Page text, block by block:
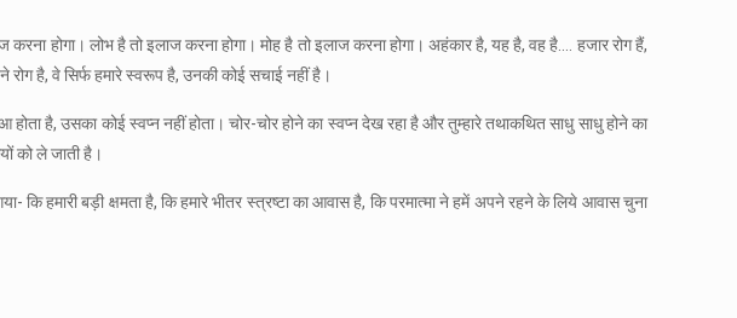
होगा। लोभ है तो इलाज करना होगा। मोह है तो इलाज करना होगा। अहंकार है, यह है, वह है…. हजार रोग हैं,
रोग है, वे सिर्फ हमारे स्वरूप है, उनकी कोई सचाई नहीं है।
होता है, उसका कोई स्वप्न नहीं होता। चोर-चोर होने का स्वप्न देख रहा है और तुम्हारे तथाकथित साधु साधु होने का
को ले जाती है।
हमारी बड़ी क्षमता है, कि हमारे भीतर स्त्रष्टा का आवास है, कि परमात्मा ने हमें अपने रहने के लिये आवास चुना